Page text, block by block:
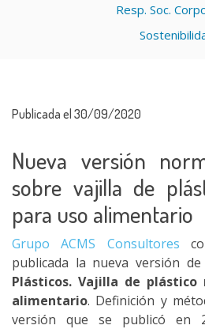
Resp. Soc.
Publicada el 30/09/2020
Nueva versión
sobre vajilla de
para uso alimentario
Grupo ACMS Consultores
publicada la nueva versión de
Plásticos. Vajilla de
alimentario. Definición y
versión que se publicó en